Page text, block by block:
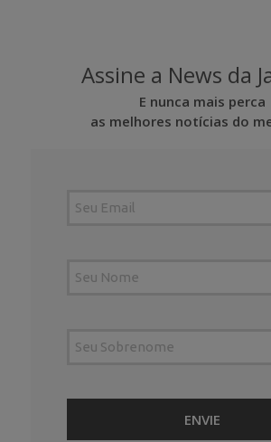
Assine a News da
E nunca mais perca
as melhores notícias do